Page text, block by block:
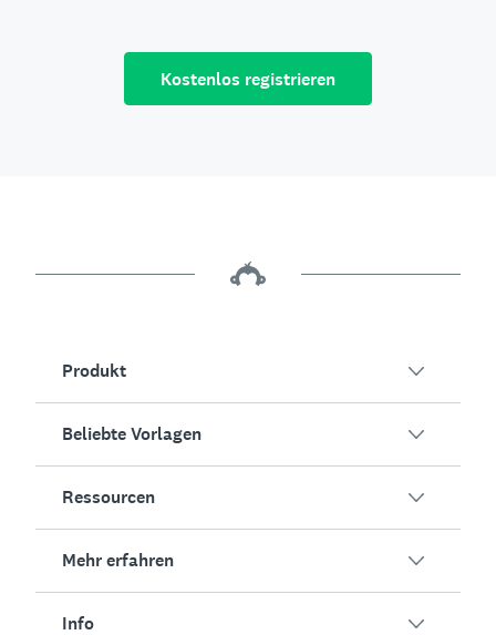
Kostenlos registrieren
Produkt
Umfragen
KI-Umfragegenerator
Online-Formulare
Marktforschung
Beliebte Vorlagen
Mitarbeiterengagement
Event-Feedback
Ressourcen
Blog
Mehr erfahren
Info